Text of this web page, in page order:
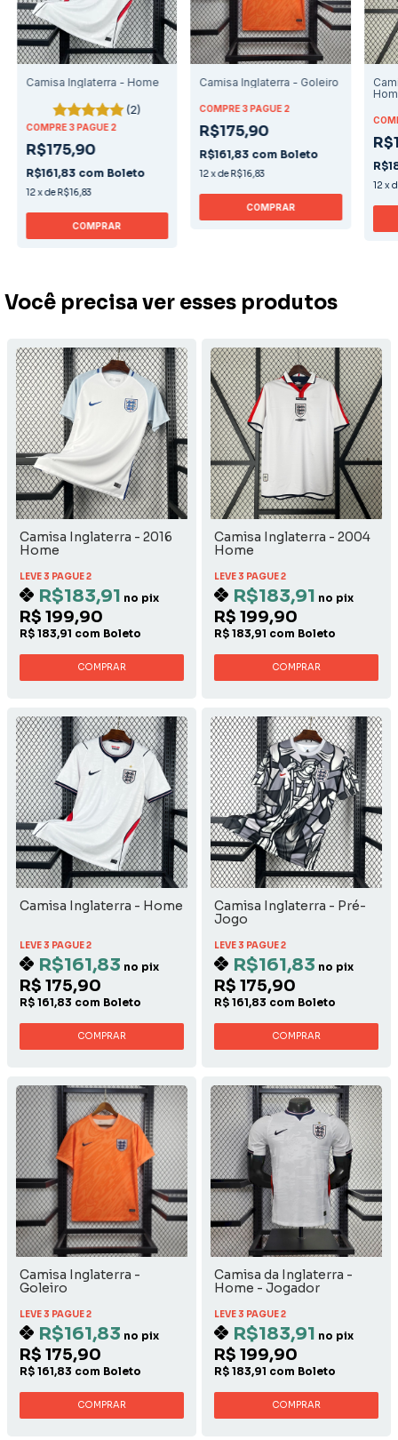
Camisa Inglaterra - Home
(2)
COMPRE 3 PAGUE 2
R$175,90
R$161,83 com Boleto
12xdeR$16,83
COMPRAR
Camisa Inglaterra - Goleiro
COMPRE 3 PAGUE 2
R$175,90
R$161,83 com Boleto
12xdeR$16,83
COMPRAR
12 x
Você precisa ver esses produtos
Camisa Inglaterra - 2016
Home
LEVE 3 PAGUE 2
R$183,91 no pix
R$ 199,90
R$ 183,91 com Boleto
COMPRAR
Camisa Inglaterra - 2004
Home
LEVE 3 PAGUE 2
R$183,91 no pix
R$ 199,90
R$ 183,91 com Boleto
COMPRAR
Camisa Inglaterra - Home
LEVE 3 PAGUE 2
R$161,83 no pix
R$ 175,90
R$ 161,83 com Boleto
COMPRAR
Camisa Inglaterra - Pré-
Jogo
LEVE 3 PAGUE 2
R$161,83 no pix
R$ 175,90
R$ 161,83 com Boleto
COMPRAR
Camisa Inglaterra -
Goleiro
LEVE 3 PAGUE 2
R$161,83 no pix
R$ 175,90
R$ 161,83 com Boleto
COMPRAR
Camisa da Inglaterra -
Home - Jogador
LEVE 3 PAGUE 2
R$183,91 no pix
R$ 199,90
R$ 183,91 com Boleto
COMPRAR